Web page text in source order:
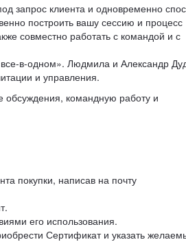
"Стандарт" 6 месяцев
"Стандарт" 1 год
"Командный" 1 месяц
"Командный" 3 месяца
запрос клиента и одновременно
построить вашу сессию и процесс
совместно работать с командой и с
в-одном». Людмила и Александр
и управления.
обсуждения, командную работу и
покупки, написав на почту
его использования.
Сертификат и указать